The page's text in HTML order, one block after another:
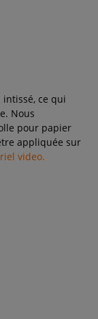
ce qui
Nous
pour papier
appliquée sur
video.